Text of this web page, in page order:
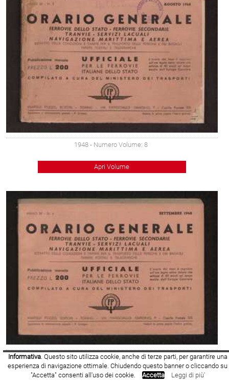
1948 - Numero Volume: 8
Apri Volume
1948- Numero Volume: 9
Apri Volume
Informativa. Questo sito utilizza cookie, anche di terze parti, per garantire una
esperienza di navigazione ottimale. Chiudendo questo banner o cliccando su
"Accetta" consenti all'uso dei cookie.
Accetta Leggi di più'